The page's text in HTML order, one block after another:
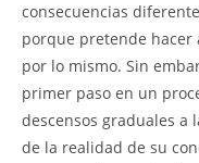
consecuencias
porque pretende hacer
por lo mismo. Sin
primer paso en un
descensos graduales a
de la realidad de su